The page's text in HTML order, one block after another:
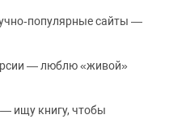
сайты —
— люблю «живой»
ищу книгу, чтобы